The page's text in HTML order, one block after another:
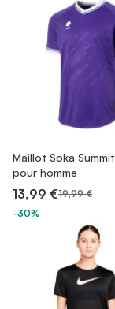
Maillot Soka
pour homme
13,99 €19,99 €
-30%